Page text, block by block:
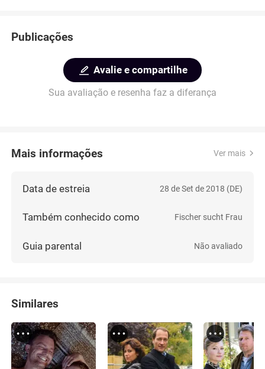
Publicações
Avalie e compartilhe
Sua avaliação e resenha faz a diferança
Mais informações Ver mais
Data de estreia 28 de Set de 2018 (DE)
Também conhecido como Fischer sucht Frau
Guia parental Não avaliado
Similares